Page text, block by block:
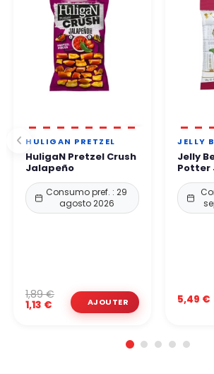
HULIGAN PRETZEL
HuligaN Pretzel Crush
Jalapeño
Consumo pref. : 29
agosto 2026
1,13 €
1,89 €
JELLY
Jelly
Potter
5,49 €